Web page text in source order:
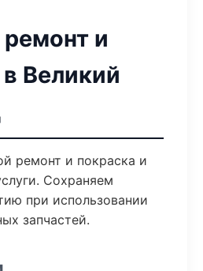
и
Великий
ремонт и покраска и
Сохраняем
при использовании
запчастей.